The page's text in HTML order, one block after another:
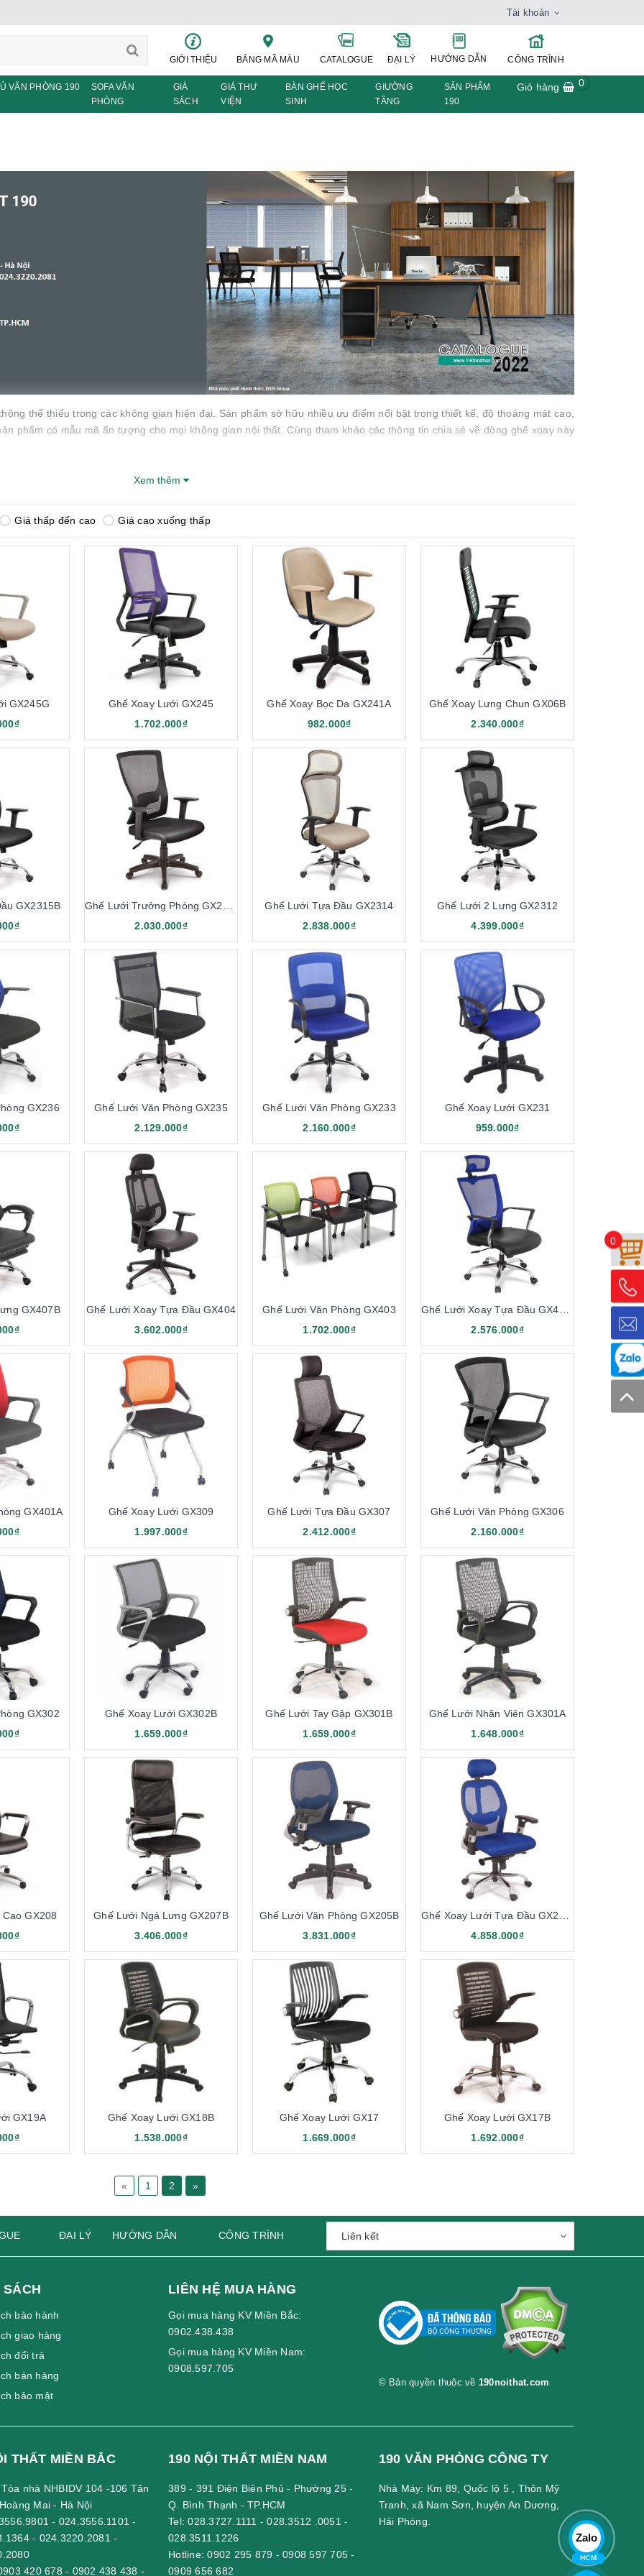
Tài khoản
GIỚI THIỆU BẢNG MÃ MÀU CATALOGUE ĐẠI LÝ HƯỚNG DẪN CÔNG TRÌNH
VĂN PHÒNG 190
SOFA VĂN
PHÒNG
GIÁ
SÁCH
GIÁ THƯ
VIỆN
BÀN GHẾ HỌC
SINH
GIƯỜNG
TẦNG
SẢN PHẨM
190
Giỏ hàng 0
thể thiếu trong các không gian hiện đại. Sản phẩm sở hữu nhiều ưu điểm nổi bật trong thiết kế, độ thoáng mát cao,
phẩm có mẫu mã ấn tượng cho mọi không gian nội thất. Cùng tham khảo các thông tin chia sẻ về dòng ghế xoay này
Mục lục bài viết
đời sống
xoay lưới 190
hiện nay
190
phẩm nổi bật nhất của Nội thất 190. Sản phẩm sở hữu nhiều ưu điểm nổi bật, được nhiều người tin dùng như sau:
xoay lưới có độ thông thoáng cao, không tích nhiệt, mát mẻ khi sử dụng
hình dung được phần nào đặc điểm của nó. Ghế được sản xuất với tính năng xoay tiện dụng và bọc vải lưới. Chất liệu
thành nhiều mắt. Có khoảng không gian trống, khiến cho nhiệt có thể thoát ra nhanh chóng. Mang lại khả năng lưu
mang lại cảm giác bí bách, dễ gây mùi. Sử dụng dòng ghế vải lưới này sẽ mang đến sự khô thoáng, thấm hút liên tục.
lưng người ngồi. Nhờ vào đó, người dùng có thể tập trung hơn, phát huy tốt nhất khả năng của bản thân trong công
bỏ suy nghĩ sử dụng màu sắc cứng nhắc cho ghế. Màu sắc các dòng ghế xoay lưới 190 rất phong phú và đa dạng.
như đỏ, xám, đen, caro, xanh,... phù hợp cho từng không gian bài trí khác nhau theo nhu cầu khách hàng.
sáng. Tạo cảm giác không gian phòng trở nên rộng rãi và thoáng mát hơn. Với các không gian như phòng họp, văn
không gian sang trọng, tinh tế phù hợp với đẳng cấp người dùng. Ngoài ra, bạn còn có thể đặt thêm lưng, nệm ghế
được dệt bằng công nghệ hiện đại, đa lớp vô cùng chắc chắn. Ngoài ra, thiết kế phần khung cũng được làm từ nhựa
độ vững chãi hoàn hảo nhất cho người dùng.
mái nhất cho bạn.
Xem thêm
Giá thấp đến cao Giá cao xuống thấp
GX245G
Ghế Xoay Lưới GX245
1.702.000₫
Ghế Xoay Bọc Da GX241A
982.000₫
Ghế Xoay Lưng Chun GX06B
2.340.000₫
GX2315B
Ghế Lưới Trưởng Phòng GX2315
2.030.000₫
Ghế Lưới Tựa Đầu GX2314
2.838.000₫
Ghế Lưới 2 Lưng GX2312
4.399.000₫
GX236
Ghế Lưới Văn Phòng GX235
2.129.000₫
Ghế Lưới Văn Phòng GX233
2.160.000₫
Ghế Xoay Lưới GX231
959.000₫
GX407B
Ghế Lưới Xoay Tựa Đầu GX404
3.602.000₫
Ghế Lưới Văn Phòng GX403
1.702.000₫
Ghế Lưới Xoay Tựa Đầu GX402B
2.576.000₫
GX401A
Ghế Xoay Lưới GX309
1.997.000₫
Ghế Lưới Tựa Đầu GX307
2.412.000₫
Ghế Lưới Văn Phòng GX306
2.160.000₫
GX302
Ghế Xoay Lưới GX302B
1.659.000₫
Ghế Lưới Tay Gập GX301B
1.659.000₫
Ghế Lưới Nhân Viên GX301A
1.648.000₫
GX208
Ghế Lưới Ngả Lưng GX207B
3.406.000₫
Ghế Lưới Văn Phòng GX205B
3.831.000₫
Ghế Xoay Lưới Tựa Đầu GX204B
4.858.000₫
GX19A
Ghế Xoay Lưới GX18B
1.538.000₫
Ghế Xoay Lưới GX17
1.669.000₫
Ghế Xoay Lưới GX17B
1.692.000₫
« 1 2 »
0
ĐẠI LÝ HƯỚNG DẪN CÔNG TRÌNH
SÁCH
bảo hành
giao hàng
đổi trả
bán hàng
bảo mật
LIÊN HỆ MUA HÀNG
Gọi mua hàng KV Miền Bắc:
0902.438.438
Gọi mua hàng KV Miền Nam:
0908.597.705
© Bản quyền thuộc về 190noithat.com
THẤT MIỀN BẮC
nhà NHBIDV 104 -106 Tân
Mai - Hà Nội
- 024.3556.1101 -
- 024.3220.2081-
420 678 - 0902 438 438 -
190 NỘI THẤT MIỀN NAM
389 - 391 Điện Biên Phủ - Phường 25 -
Q. Bình Thạnh - TP.HCM
Tel:028.3727.1111 -028.3512 .0051-
028.3511.1226
Hotline:0902 295 879 - 0908 597 705 -
0909 656 682
190 VĂN PHÒNG CÔNG TY
Nhà Máy: Km 89, Quốc lộ 5 , Thôn Mỹ
Tranh, xã Nam Sơn, huyện An Dương,
Hải Phòng.
Zalo
HCM